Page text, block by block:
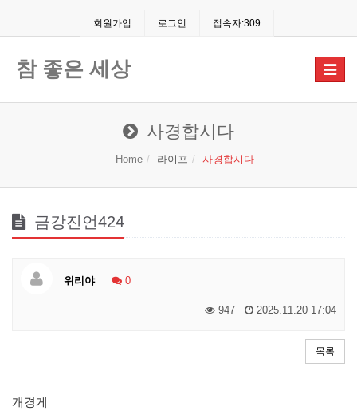
회원가입 로그인 접속자:309
Toggle
참 좋은 세상
사경합시다
Home 라이프 사경합시다
금강진언424
위리야 0
947 2025.11.20 17:04
목록
개경게